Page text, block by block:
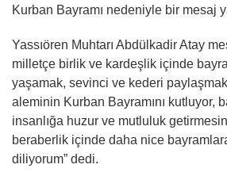
Kurban Bayramı nedeniyle bir mesaj
Yassıören Muhtarı Abdülkadir Atay
milletçe birlik ve kardeşlik içinde
yaşamak, sevinci ve kederi
aleminin Kurban Bayramını kutluyor,
insanlığa huzur ve mutluluk
beraberlik içinde daha nice
diliyorum” dedi.